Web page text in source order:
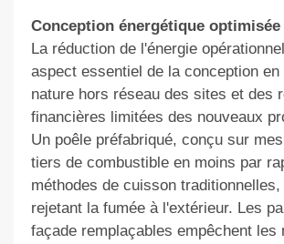
Conception énergétique optimisée
La réduction de l'énergie
aspect essentiel de la conception en
nature hors réseau des sites et des
financières limitées des nouveaux
Un poêle préfabriqué, conçu sur
tiers de combustible en moins par
méthodes de cuisson traditionnelles,
rejetant la fumée à l'extérieur. Les
façade remplaçables empêchent les